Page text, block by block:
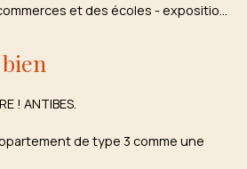
proximité des commerces et des écoles - exposition sud
! ANTIBES.
de type 3 comme une